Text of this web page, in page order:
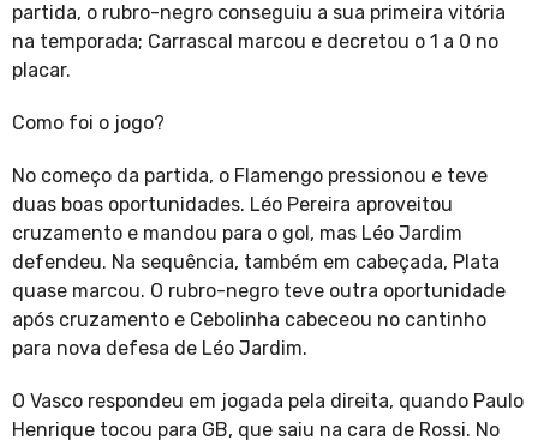
partida, o rubro-negro conseguiu a sua primeira vitória
na temporada; Carrascal marcou e decretou o 1 a 0 no
placar.
Como foi o jogo?
No começo da partida, o Flamengo pressionou e teve
duas boas oportunidades. Léo Pereira aproveitou
cruzamento e mandou para o gol, mas Léo Jardim
defendeu. Na sequência, também em cabeçada, Plata
quase marcou. O rubro-negro teve outra oportunidade
após cruzamento e Cebolinha cabeceou no cantinho
para nova defesa de Léo Jardim.
O Vasco respondeu em jogada pela direita, quando Paulo
Henrique tocou para GB, que saiu na cara de Rossi. No